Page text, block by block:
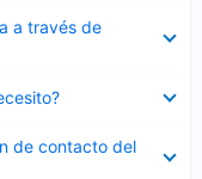
a través de
de contacto del